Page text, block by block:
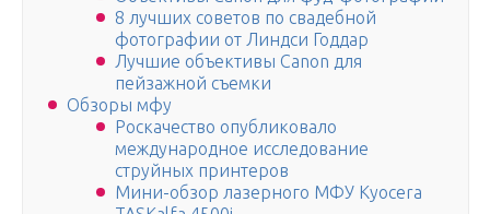
8 лучших советов по свадебной
фотографии от Линдси Годдар
Лучшие объективы Canon для
пейзажной съемки
Обзоры мфу
Роскачество опубликовало
международное исследование
струйных принтеров
Мини-обзор лазерного МФУ Kyocera